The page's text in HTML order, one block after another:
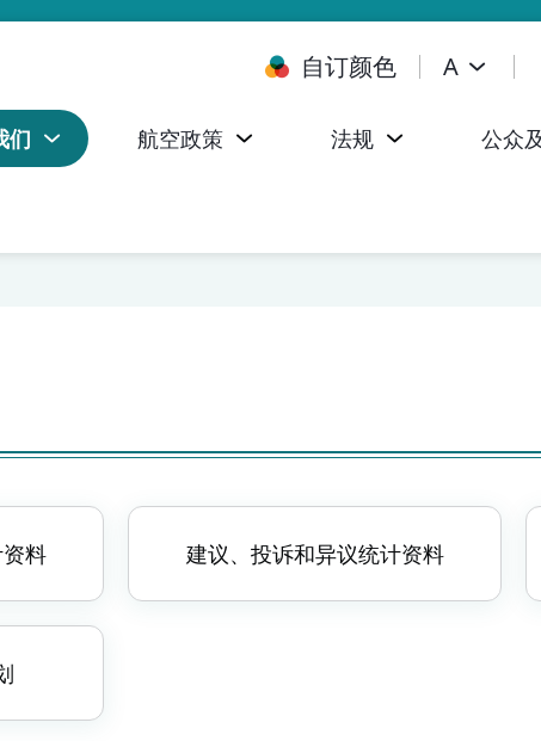
自订颜色 A
们 航空政策 法规 公众
料 建议、投诉和异议统计资料